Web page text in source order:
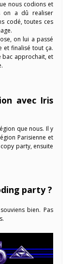
nous codions et
on a dû realiser
codé, toutes ces
on lui a passé
et finalisé tout ça.
bac approchait, et
avec Iris
que nous. Il y
Parisienne et
party, ensuite
party ?
bien. Pas